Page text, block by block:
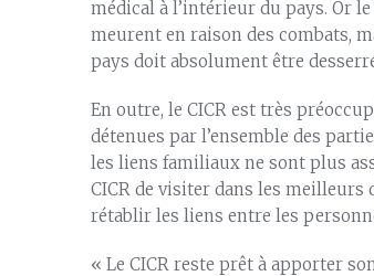
médical à l’intérieur du pays. Or
meurent en raison des combats,
pays doit absolument être
En outre, le CICR est très
détenues par l’ensemble des
les liens familiaux ne sont plus
CICR de visiter dans les meilleurs
rétablir les liens entre les
« Le CICR reste prêt à apporter